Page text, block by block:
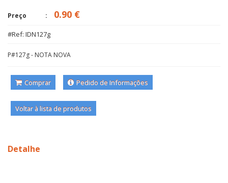
Preço 0.90 €
#Ref: IDN127g
P#127g - NOTA NOVA
Comprar Pedido de Informações
Voltar à lista de produtos
Detalhe